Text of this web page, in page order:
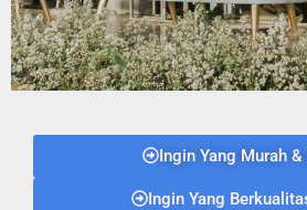
Ingin Yang Murah &
Ingin Yang